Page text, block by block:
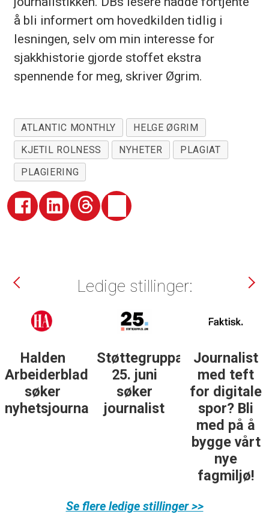
å bli informert om hovedkilden tidlig i
lesningen, selv om min interesse for
sjakkhistorie gjorde stoffet ekstra
spennende for meg, skriver Øgrim.
ATLANTIC MONTHLY
HELGE ØGRIM
KJETIL ROLNESS
NYHETER
PLAGIAT
PLAGIERING
Ledige stillinger:
Journalist
med teft
for digitale
spor? Bli
Forsvarets
forum
søker
nyhetsredaktør
DN søker
i fast
stilling
Se flere ledige stillinger >>